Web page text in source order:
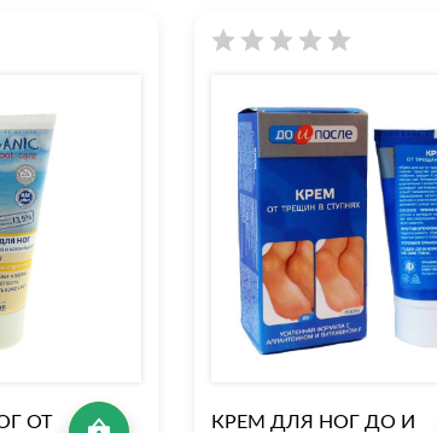
ОТ
КРЕМ ДЛЯ НОГ ДО И